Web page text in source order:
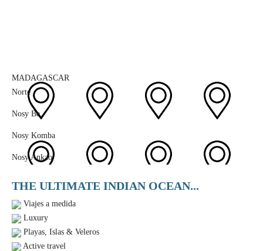
MADAGASCAR
Norte
Nosy Be
Nosy Komba
Nosy Ankao
THE ULTIMATE INDIAN OCEAN...
Viajes a medida
Luxury
Playas, Islas & Veleros
Active travel